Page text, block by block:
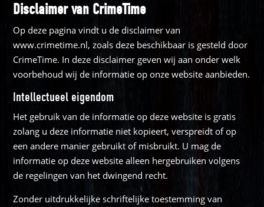
Disclaimer van CrimeTime
Op deze pagina vindt u de disclaimer van
www.crimetime.nl, zoals deze beschikbaar is gesteld door
CrimeTime. In deze disclaimer geven wij aan onder welk
voorbehoud wij de informatie op onze website aanbieden.
Intellectueel eigendom
Het gebruik van de informatie op deze website is gratis
zolang u deze informatie niet kopieert, verspreidt of op
een andere manier gebruikt of misbruikt. U mag de
informatie op deze website alleen hergebruiken volgens
de regelingen van het dwingend recht.
Zonder uitdrukkelijke schriftelijke toestemming van